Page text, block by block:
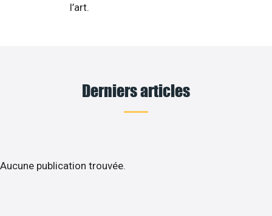
l’art.
Derniers articles
Aucune publication trouvée.